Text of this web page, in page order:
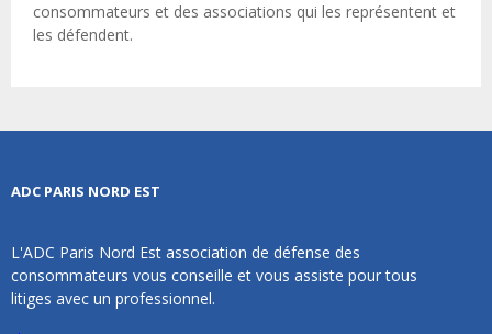
consommateurs et des associations qui les représentent et
les défendent.
ADC PARIS NORD EST
L'ADC Paris Nord Est association de défense des
consommateurs vous conseille et vous assiste pour tous
litiges avec un professionnel.